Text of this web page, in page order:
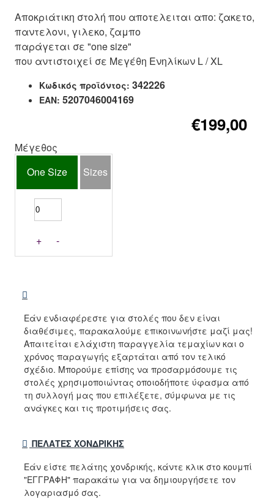
Αποκριάτικη στολή που αποτελειται απο: ζακετο,
παντελονι, γιλεκο, ζαμπο
παράγεται σε "one size"
που αντιστοιχεί σε Μεγέθη Ενηλίκων L / XL
Κωδικός προϊόντος: 342226
EAN: 5207046004169
€199,00
Μέγεθος
One Size
Sizes
+ -
Εάν ενδιαφέρεστε για στολές που δεν είναι
διαθέσιμες, παρακαλούμε επικοινωνήστε μαζί μας!
Απαιτείται ελάχιστη παραγγελία τεμαχίων και ο
χρόνος παραγωγής εξαρτάται από τον τελικό
σχέδιο. Μπορούμε επίσης να προσαρμόσουμε τις
στολές χρησιμοποιώντας οποιοδήποτε ύφασμα από
τη συλλογή μας που επιλέξετε, σύμφωνα με τις
ανάγκες και τις προτιμήσεις σας.
ΠΕΛΆΤΕΣ ΧΟΝΔΡΙΚΉΣ
Εάν είστε πελάτης χονδρικής, κάντε κλικ στο κουμπί
"ΕΓΓΡΑΦΗ" παρακάτω για να δημιουργήσετε τον
λογαριασμό σας.